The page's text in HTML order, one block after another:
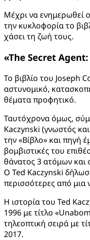
Μέχρι να ενημερωθεί
την κυκλοφορία το
χάσει τη ζωή τους.
«The Secret
Το βιβλίο του Joseph
αστυνομικό,
θέματα προφητικό.
Ταυτόχρονα όμως,
Kaczynski (γνωστός
την «Βίβλο» και πηγή
βομβιστικές του
θάνατος 3 ατόμων και
O Ted Kaczynski
περισσότερες από μια
Η ιστορία του Ted
1996 με τίτλο
τηλεοπτική σειρά με
2017.